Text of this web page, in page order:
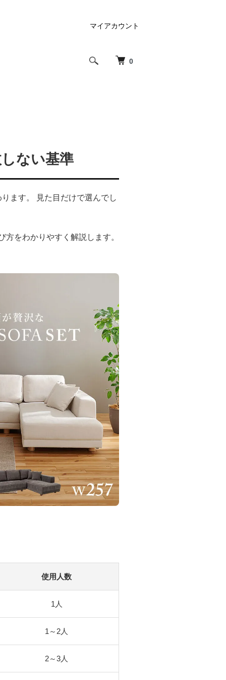
0
マイアカウント
ない基準
ます。 見た目だけで選んでし
方をわかりやすく解説します。
使用人数
1人
1～2人
2～3人